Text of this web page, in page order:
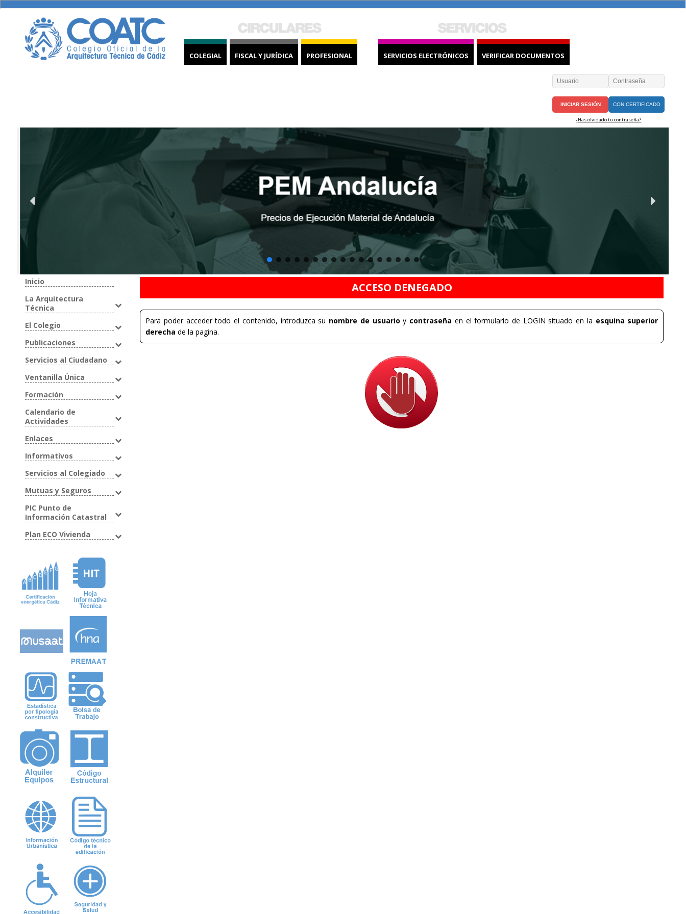
COLEGIAL FISCAL Y JURÍDICA PROFESIONAL SERVICIOS ELECTRÓNICOS VERIFICAR DOCUMENTOS
CON CERTIFICADO
¿Has olvidado tu contraseña?
Inicio
La Arquitectura
Técnica
El Colegio
Publicaciones
Servicios al Ciudadano
Ventanilla Única
Formación
Calendario de
Actividades
Enlaces
Informativos
Servicios al Colegiado
Mutuas y Seguros
PIC Punto de
Información Catastral
Plan ECO Vivienda
ACCESO DENEGADO
Para poder acceder todo el contenido, introduzca su nombre de usuario y contraseña en el formulario de LOGIN situado en la esquina superior
derecha de la pagina.